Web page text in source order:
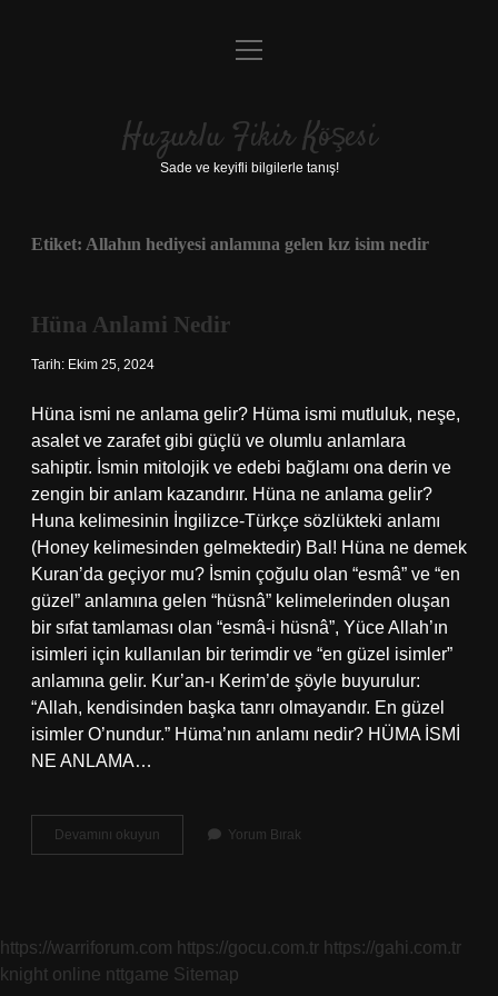
Anasayfa
Yasal Uyarı
menüyü
Huzurlu Fikir Köşesi
Sade ve keyifli bilgilerle tanış!
Etiket: Allahın hediyesi anlamına gelen kız isim nedir
Hüna Anlami Nedir
Tarih: Ekim 25, 2024
Hüna ismi ne anlama gelir? Hüma ismi mutluluk, neşe,
asalet ve zarafet gibi güçlü ve olumlu anlamlara
sahiptir. İsmin mitolojik ve edebi bağlamı ona derin ve
zengin bir anlam kazandırır. Hüna ne anlama gelir?
Huna kelimesinin İngilizce-Türkçe sözlükteki anlamı
(Honey kelimesinden gelmektedir) Bal! Hüna ne demek
Kuran’da geçiyor mu? İsmin çoğulu olan “esmâ” ve “en
güzel” anlamına gelen “hüsnâ” kelimelerinden oluşan
bir sıfat tamlaması olan “esmâ-i hüsnâ”, Yüce Allah’ın
isimleri için kullanılan bir terimdir ve “en güzel isimler”
anlamına gelir. Kur’an-ı Kerim’de şöyle buyurulur:
“Allah, kendisinden başka tanrı olmayandır. En güzel
isimler O’nundur.” Hüma’nın anlamı nedir? HÜMA İSMİ
NE ANLAMA…
Devamını okuyun
Anlami
Yorum Bırak
https://warriforum.com https://gocu.com.tr https://gahi.com.tr
knight online nttgame Sitemap